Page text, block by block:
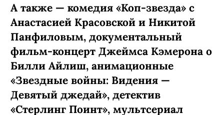
А также — комедия «Коп-звезда» с
Анастасией Красовской и Никитой
Панфиловым, документальный
фильм-концерт Джеймса Кэмерона о
Билли Айлиш, анимационные
«Звездные войны: Видения —
Девятый джедай», детектив
«Стерлинг Поинт», мультсериал